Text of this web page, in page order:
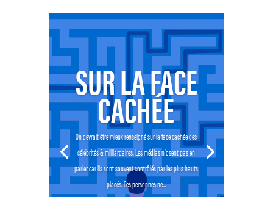
SUR LA FACE
CACHÉE
On devrait être mieux renseigné sur la face cachée des
célébrités & milliardaires. Les médias n’osent pas en
parler car ils sont souvent contrôlés par les plus hauts
placés. Ces personnes ne...